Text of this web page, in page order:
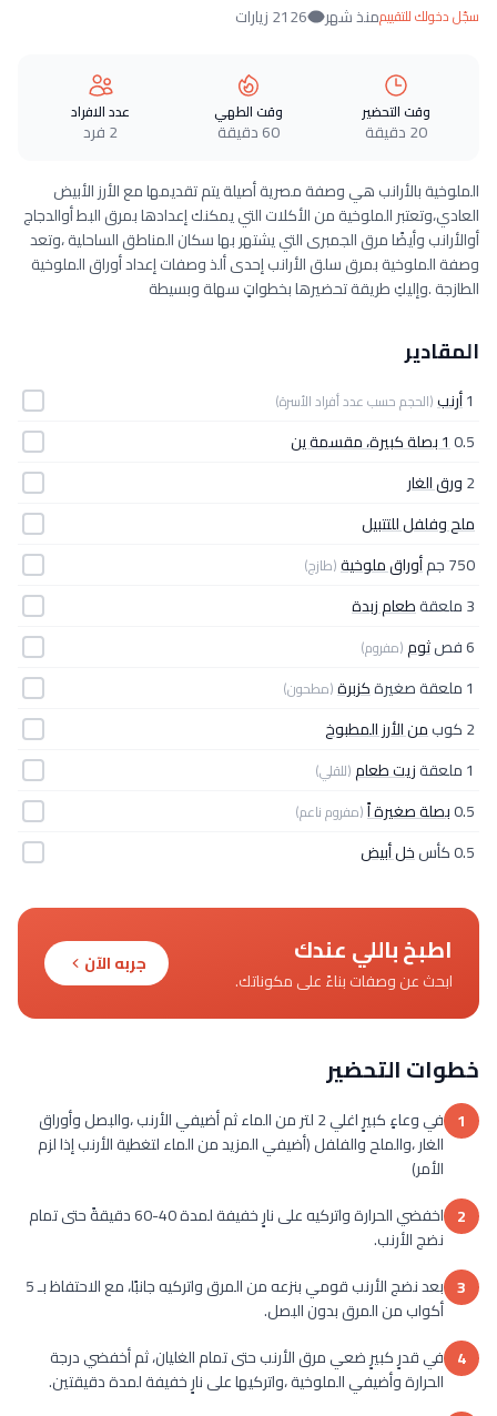
سجّل دخولك للتقييممنذ شهر 2126 زيارات
وقت التحضير
20 دقيقة
وقت الطهي
60 دقيقة
عدد الافراد
2 فرد
الملوخية بالأرانب‎ هي وصفة مصرية أصيلة يتم تقديمها مع الأرز الأبيض
العادي،وتعتبر الملوخية من الأكلات التي يمكنك إعدادها بمرق البط أوالدجاج
أوالأرانب وأيضًا مرق الجمبرى التي يشتهر بها سكان المناطق الساحلية ،وتعد
وصفة الملوخية بمرق سلق الأرانب إحدى ألذ وصفات إعداد أوراق الملوخية
الطازجة .وإليكِ طريقة تحضيرها بخطواتٍ سهلة وبسيطة
المقادير
1أرنب(الحجم حسب عدد أفراد الأسرة)
0.51 بصلة كبيرة، مقسمة ين
2ورق الغار
ملح وفلفل للتتبيل
750 جم
أوراق ملوخية(طازج)
3 ملعقة
طعام زبدة
6 فص
ثوم(مفروم)
1 ملعقة صغيرة كزبرة(مطحون)
2 كوب
من الأرز المطبوخ
1 ملعقة
زيت طعام(للقلي)
0.5بصلة صغيرة اً(مفروم ناعم)
0.5 كأس خل أبيض
اطبخ باللي عندك
ابحث عن وصفات بناءً على مكوناتك.
جربه الآن
خطوات التحضير
1
في وعاءٍ كبيرٍ اغلي 2 لتر من الماء ثم أضيفي الأرنب ،والبصل وأوراق
الغار ،والملح والفلفل (أضيفي المزيد من الماء لتغطية الأرنب إذا لزم
الأمر)
2
اخفضي الحرارة واتركيه على نارٍ خفيفة لمدة 40-60 دقيقةً حتى تمام
نضج الأرنب.
3
بعد نضج الأرنب قومي بنزعه من المرق واتركيه جانبًا، مع الاحتفاظ بـ 5
أكواب من المرق بدون البصل.
4 في قدرٍ كبيرٍ ضعي مرق الأرنب حتى تمام الغليان، ثم أخفضي درجة
الحرارة وأضيفي الملوخية ،واتركيها على نارٍ خفيفة لمدة دقيقتين.